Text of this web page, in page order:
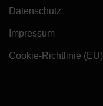
Datenschutz
Impressum
Cookie-Richtlinie (EU)